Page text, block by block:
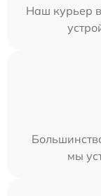
Наш курьер
мы